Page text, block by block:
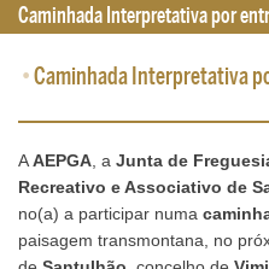
•Caminhada Interpretativa
AAEPGA , a Junta de
Recreativo e Associativo de
no(a) a participar numa
paisagem transmontana, no
Caminhada Interpretativa por